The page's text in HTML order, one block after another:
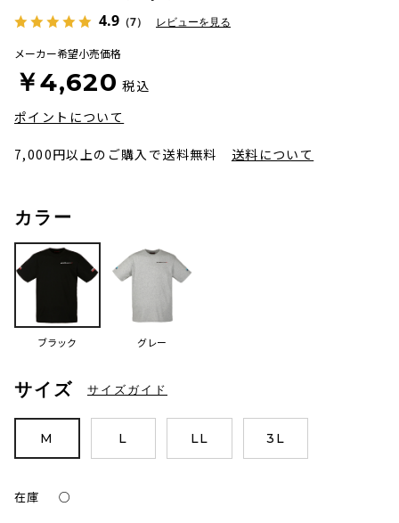
4.9 （7） レビューを見る
メーカー希望小売価格
￥4,620 税込
ポイントについて
7,000円以上のご購入で送料無料 送料について
カラー
ブラック グレー
サイズ サイズガイド
M L LL 3L
在庫 ○